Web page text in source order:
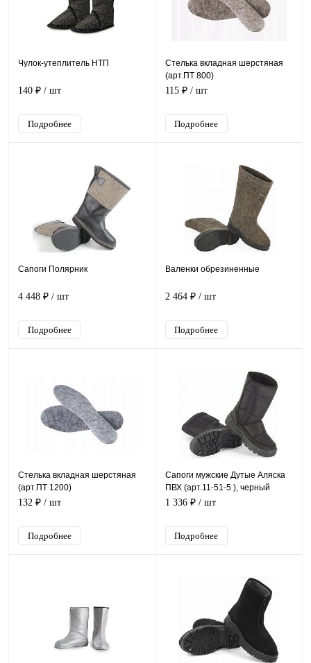
Чулок-утеплитель НТП
140 ₽ / шт
Подробнее
Стелька вкладная шерстяная
(арт.ПТ 800)
115 ₽ / шт
Подробнее
Сапоги Полярник
4 448 ₽ / шт
Подробнее
Валенки обрезиненные
2 464 ₽ / шт
Подробнее
Стелька вкладная шерстяная
(арт.ПТ 1200)
132 ₽ / шт
Подробнее
Сапоги мужские Дутые Аляска
ПВХ (арт.11-51-5 ), черный
1 336 ₽ / шт
Подробнее